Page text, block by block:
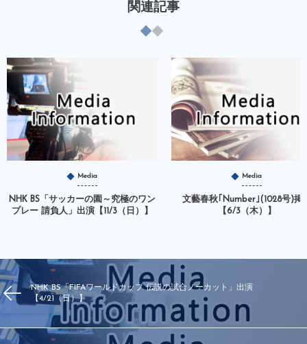
関連記事
Media
NHK BS「サッカーの園～究極のワン
プレー 請負人」出演【11/3（日）】
Media
文藝春秋｢Number｣(1028号)掲
【6/3（木）】
NHK BS「FIFAワールドカップ 伝説の試合ノーカット」出演
【4/21（日）】